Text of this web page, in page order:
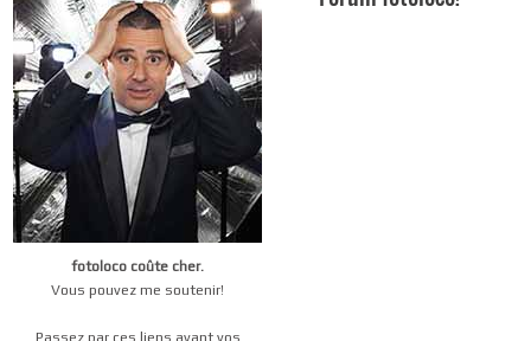
fotoloco coûte cher.
Vous pouvez me soutenir!
Passez par ces liens avant vos